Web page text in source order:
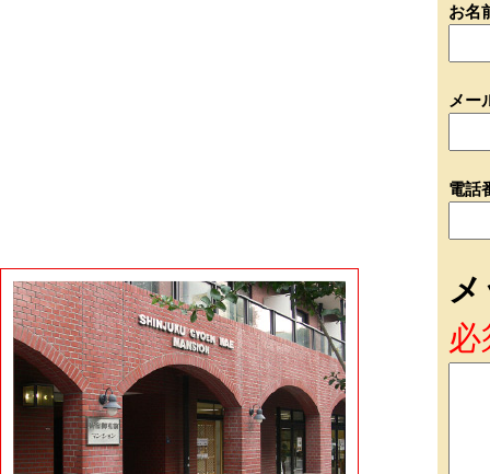
お名
メー
電話
必